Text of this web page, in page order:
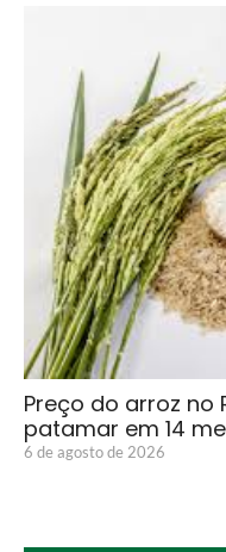
Preço do arroz no
patamar em 14
6 de agosto de 2026